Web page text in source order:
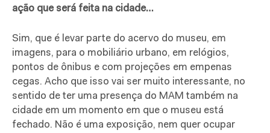
ação que será feita na cidade…
Sim, que é levar parte do acervo do museu, em
imagens, para o mobiliário urbano, em relógios,
pontos de ônibus e com projeções em empenas
cegas. Acho que isso vai ser muito interessante, no
sentido de ter uma presença do MAM também na
cidade em um momento em que o museu está
fechado. Não é uma exposição, nem quer ocupar